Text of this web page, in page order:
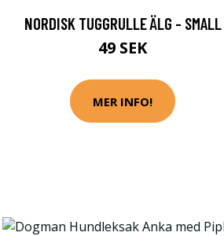
NORDISK TUGGRULLE ÄLG - SMALL
49 SEK
MER INFO!